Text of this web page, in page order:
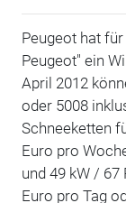
Peugeot hat
Peugeot" ein
April 2012
oder 5008
Schneeketten
Euro pro
und 49 kW /
Euro pro Tag